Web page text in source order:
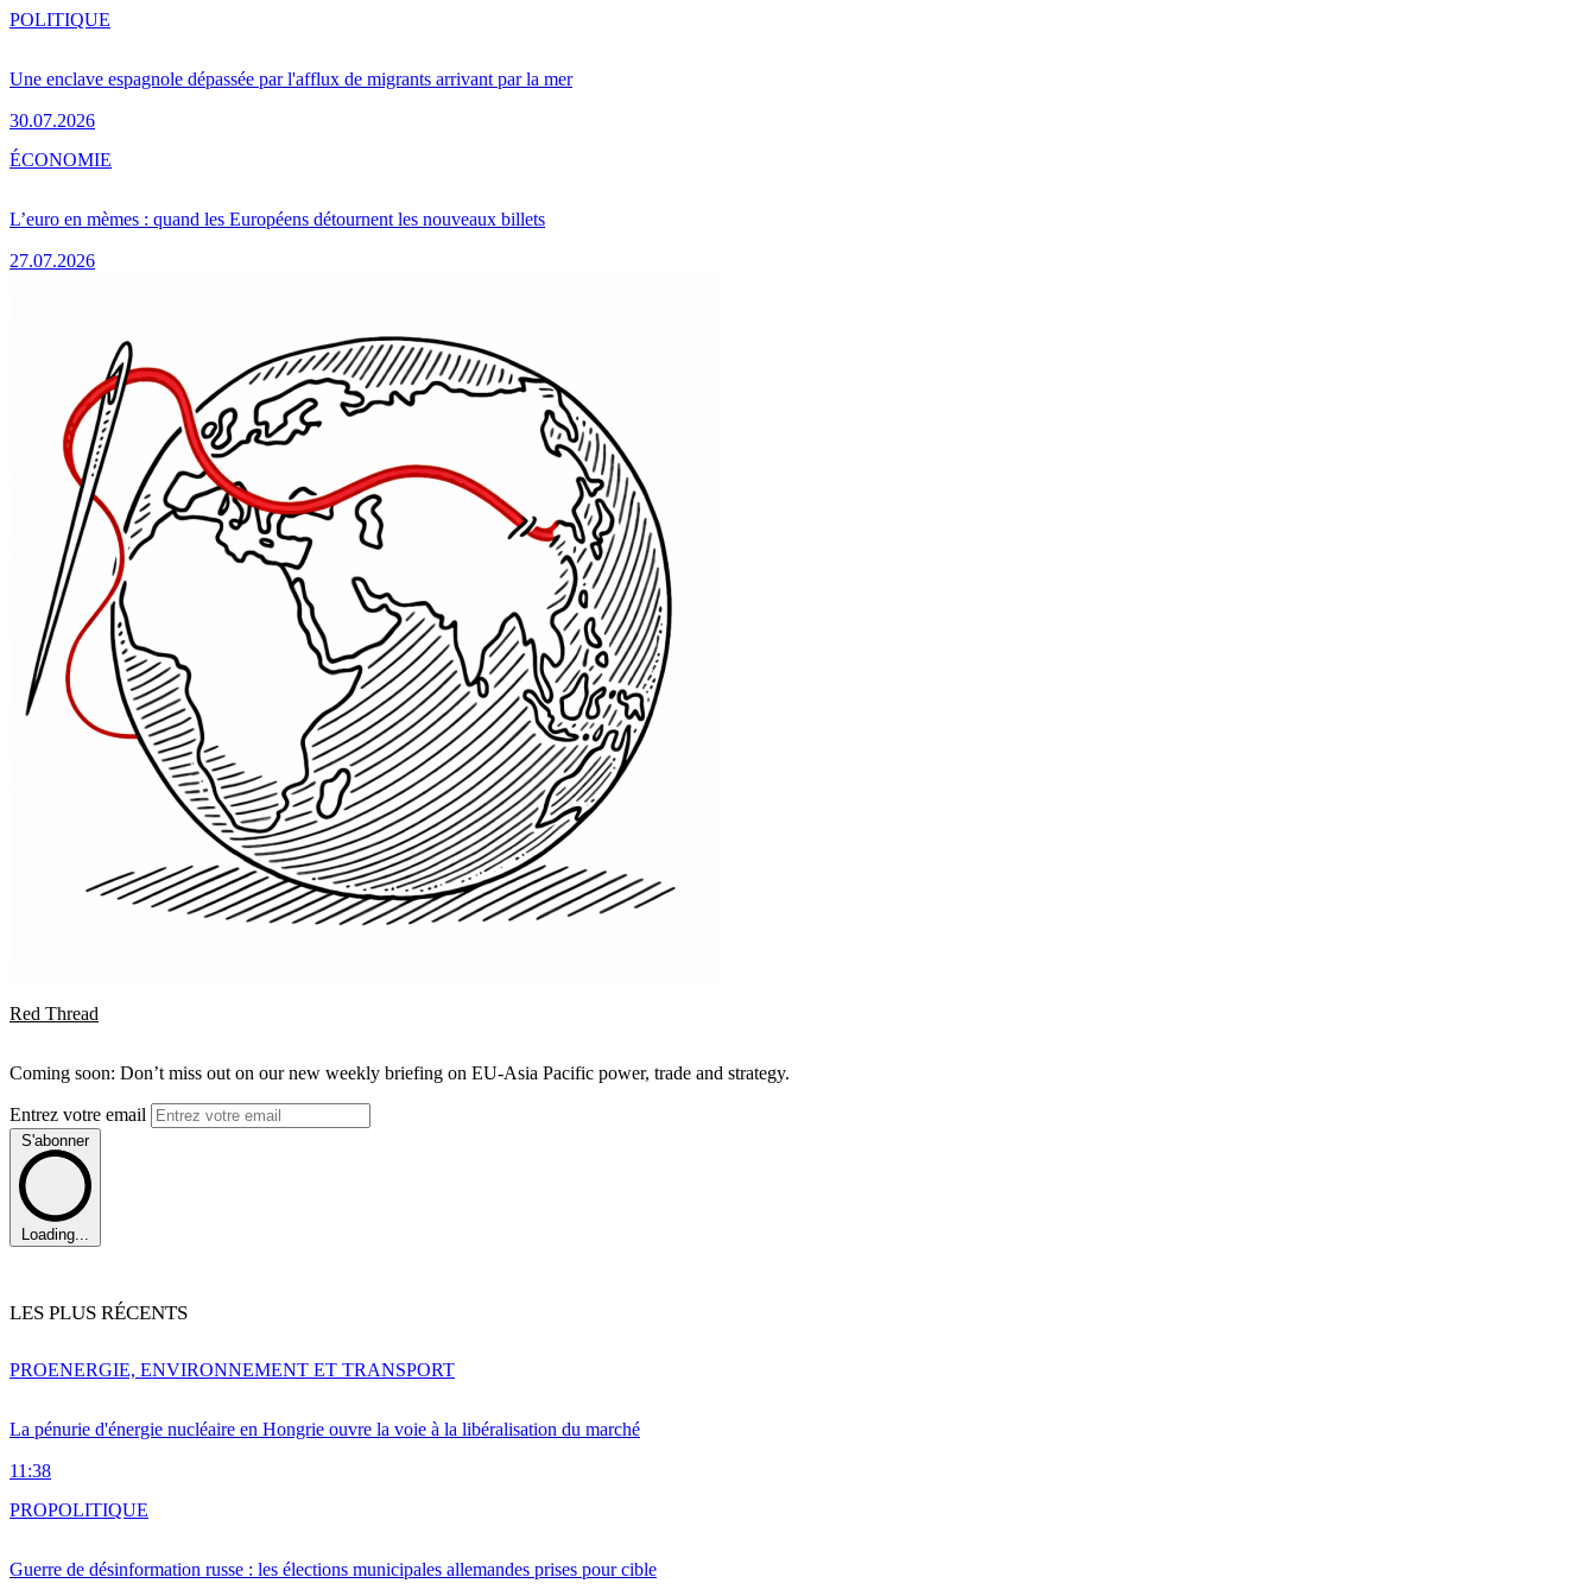
Une enclave espagnole dépassée par l'afflux de migrants arrivant par la mer
30.07.2026
POLITIQUE
L’euro en mèmes : quand les Européens détournent les nouveaux billets
27.07.2026
ÉCONOMIE
Red Thread
Coming soon: Don’t miss out on our new weekly briefing on EU-Asia Pacific power, trade and strategy.
Entrez votre email
S'abonner
Loading...
LES PLUS RÉCENTS
La pénurie d'énergie nucléaire en Hongrie ouvre la voie à la libéralisation du marché
11:38
PROENERGIE, ENVIRONNEMENT ET TRANSPORT
Guerre de désinformation russe : les élections municipales allemandes prises pour cible
PROPOLITIQUE